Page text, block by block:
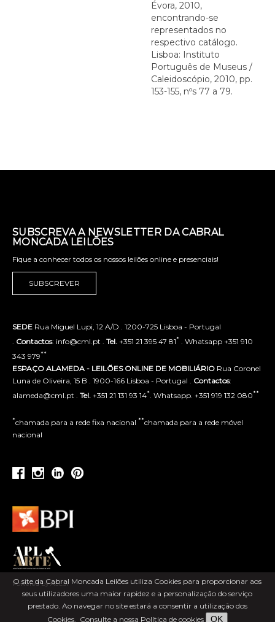
O site da Cabral Moncada Leilões utiliza Cookies para proporcionar aos
seus utilizadores uma maior rapidez e a personalização do serviço
prestado. Ao navegar no site estará a consentir a utilização dos
Cookies.
Consulte a nossa Política de cookies OK
Évora, 2010,
encontrando-se
representados no
respectivo catálogo.
Lisboa: Instituto
Português de Museus /
Caleidoscópio, 2010, pp.
153-155, nºs 77 a 79.
SUBSCREVA A NEWSLETTER DA CABRAL
MONCADA LEILÕES
Fique a conhecer todos os nossos leilões online e presenciais!
SUBSCREVER
SEDE Rua Miguel Lupi, 12 A/D . 1200-725 Lisboa - Portugal
Contactos: info@cml.pt . Tel. +351 21 395 47 81* . Whatsapp +351 910
343 979**
ESPAÇO ALAMEDA - LEILÕES ONLINE DE MOBILIÁRIO Rua Coronel
Luna de Oliveira, 15 B . 1900-166 Lisboa - Portugal . Contactos:
alameda@cml.pt . Tel. +351 21 131 93 14* . Whatsapp. +351 919 132 080**
*chamada para a rede fixa nacional **chamada para a rede móvel
nacional
Powered by ACLSI